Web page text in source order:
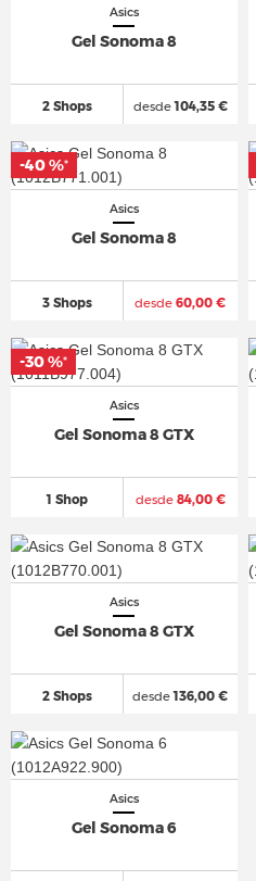
Asics
Gel Sonoma 8
2 Shops desde104,35 €
Asics
Gel Sonoma 8
3 Shops desde 60,00 €
-40 %*
Asics
Gel Sonoma 8 GTX
1 Shop desde84,00 €
-30 %*
Asics
Gel Sonoma 8 GTX
2 Shops desde136,00 €
Asics
Gel Sonoma 6